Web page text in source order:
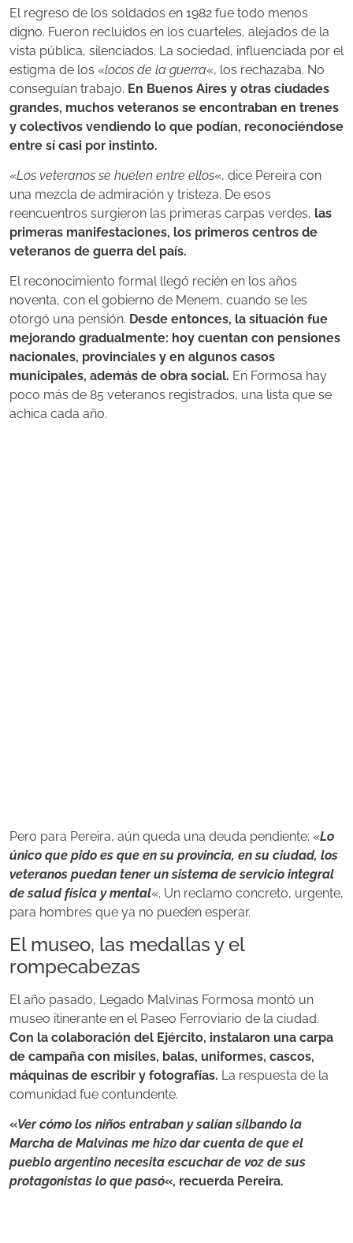
El regreso de los soldados en 1982 fue todo menos
digno. Fueron recluidos en los cuarteles, alejados de la
vista pública, silenciados. La sociedad, influenciada por el
estigma de los «locos de la guerra«, los rechazaba. No
conseguían trabajo. En Buenos Aires y otras ciudades
grandes, muchos veteranos se encontraban en trenes
y colectivos vendiendo lo que podían, reconociéndose
entre sí casi por instinto.
«Los veteranos se huelen entre ellos«, dice Pereira con
una mezcla de admiración y tristeza. De esos
reencuentros surgieron las primeras carpas verdes, las
primeras manifestaciones, los primeros centros de
veteranos de guerra del país.
El reconocimiento formal llegó recién en los años
noventa, con el gobierno de Menem, cuando se les
otorgó una pensión. Desde entonces, la situación fue
mejorando gradualmente: hoy cuentan con pensiones
nacionales, provinciales y en algunos casos
municipales, además de obra social. En Formosa hay
poco más de 85 veteranos registrados, una lista que se
achica cada año.
Pero para Pereira, aún queda una deuda pendiente: «Lo
único que pido es que en su provincia, en su ciudad, los
veteranos puedan tener un sistema de servicio integral
de salud física y mental«. Un reclamo concreto, urgente,
para hombres que ya no pueden esperar.
El museo, las medallas y el
rompecabezas
El año pasado, Legado Malvinas Formosa montó un
museo itinerante en el Paseo Ferroviario de la ciudad.
Con la colaboración del Ejército, instalaron una carpa
de campaña con misiles, balas, uniformes, cascos,
máquinas de escribir y fotografías. La respuesta de la
comunidad fue contundente.
«Ver cómo los niños entraban y salían silbando la
Marcha de Malvinas me hizo dar cuenta de que el
pueblo argentino necesita escuchar de voz de sus
protagonistas lo que pasó«, recuerda Pereira.